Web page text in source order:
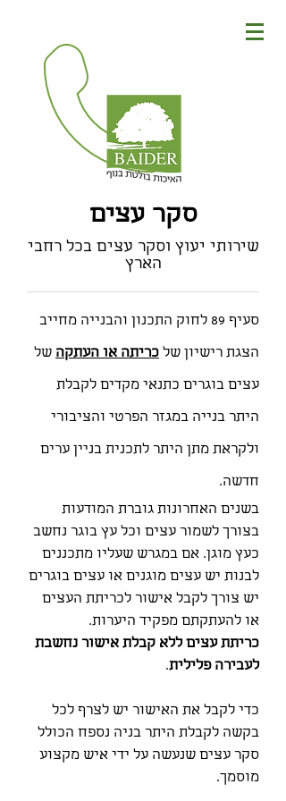
סקר עצים
שירותי יעוץ וסקר עצים בכל רחבי
הארץ
סעיף 89 לחוק התכנון והבנייה מחייב
הצגת רישיון של כריתה או העתקה של
עצים בוגרים כתנאי מקדים לקבלת
היתר בנייה במגזר הפרטי והציבורי
ולקראת מתן היתר לתכנית בניין ערים
חדשה.
בשנים האחרונות גוברת המודעות
בצורך לשמור עצים וכל עץ בוגר נחשב
כעץ מוגן. אם במגרש שעליו מתכננים
לבנות יש עצים מוגנים או עצים בוגרים
יש צורך לקבל אישור לכריתת העצים
או להעתקתם מפקיד היערות.
כריתת עצים ללא קבלת אישור נחשבת
לעבירה פלילית.
כדי לקבל את האישור יש לצרף לכל
בקשה לקבלת היתר בניה נספח הכולל
סקר עצים שנעשה על ידי איש מקצוע
מוסמך.